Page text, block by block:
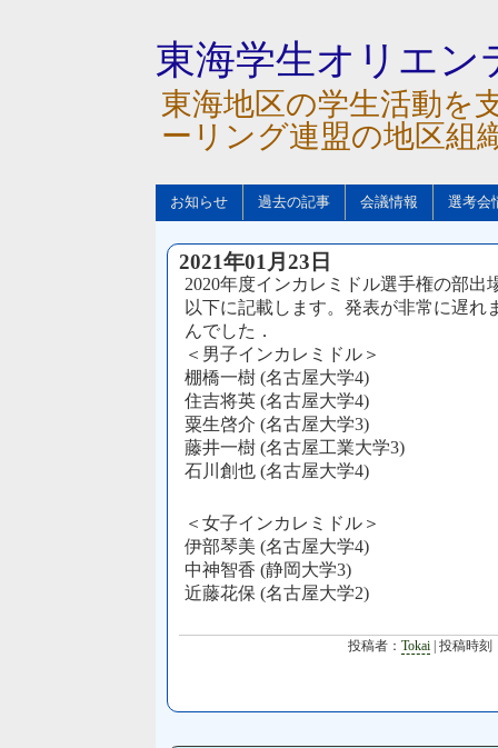
東海学生オリエン
東海地区の学生活動を
ーリング連盟の地区組
お知らせ 過去の記事 会議情報 選考会
2021年01月23日
2020年度インカレミドル選手権の部出
以下に記載します。発表が非常に遅れ
んでした．
＜男子インカレミドル＞
棚橋一樹 (名古屋大学4)
住吉将英 (名古屋大学4)
粟生啓介 (名古屋大学3)
藤井一樹 (名古屋工業大学3)
石川創也 (名古屋大学4)
＜女子インカレミドル＞
伊部琴美 (名古屋大学4)
中神智香 (静岡大学3)
近藤花保 (名古屋大学2)
投稿者： Tokai | 投稿時刻